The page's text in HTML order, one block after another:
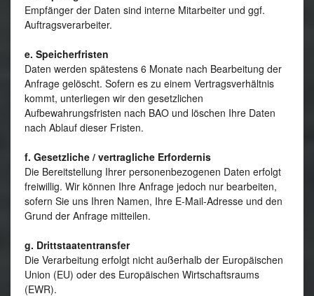
Empfänger der Daten sind interne Mitarbeiter und ggf.
Auftragsverarbeiter.
e. Speicherfristen
Daten werden spätestens 6 Monate nach Bearbeitung der
Anfrage gelöscht. Sofern es zu einem Vertragsverhältnis
kommt, unterliegen wir den gesetzlichen
Aufbewahrungsfristen nach BAO und löschen Ihre Daten
nach Ablauf dieser Fristen.
f. Gesetzliche / vertragliche Erfordernis
Die Bereitstellung Ihrer personenbezogenen Daten erfolgt
freiwillig. Wir können Ihre Anfrage jedoch nur bearbeiten,
sofern Sie uns Ihren Namen, Ihre E-Mail-Adresse und den
Grund der Anfrage mitteilen.
g. Drittstaatentransfer
Die Verarbeitung erfolgt nicht außerhalb der Europäischen
Union (EU) oder des Europäischen Wirtschaftsraums
(EWR).